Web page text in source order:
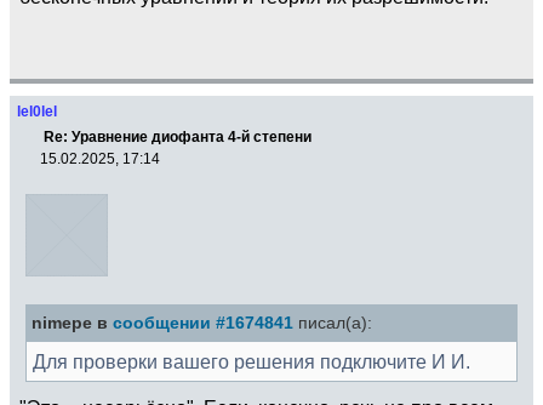
lel0lel
Re: Уравнение диофанта 4-й степени
15.02.2025, 17:14
nimepe в сообщении #1674841 писал(а):
Для проверки вашего решения подключите И И.